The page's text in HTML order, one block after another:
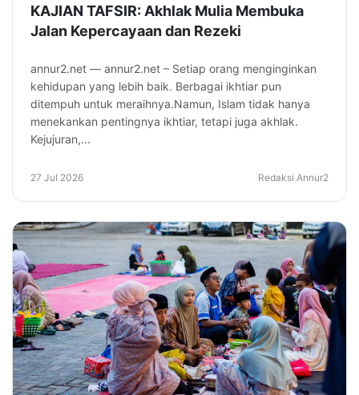
KAJIAN TAFSIR: Akhlak Mulia Membuka
Jalan Kepercayaan dan Rezeki
annur2.net — annur2.net – Setiap orang menginginkan
kehidupan yang lebih baik. Berbagai ikhtiar pun
ditempuh untuk meraihnya.Namun, Islam tidak hanya
menekankan pentingnya ikhtiar, tetapi juga akhlak.
Kejujuran,...
27 Jul 2026 Redaksi Annur2